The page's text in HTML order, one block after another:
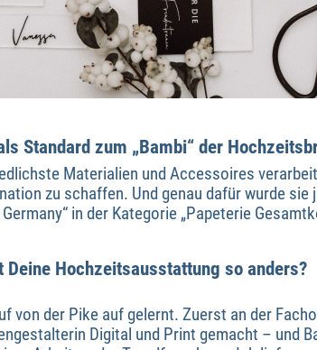
Standard zum „Bambi“ der
Materialien und Accessoires
zu schaffen. Und genau dafür wurde
in der Kategorie „Papeterie
Deine Hochzeitsausstattung so anders?
von der Pike auf gelernt. Zuerst an der
Digital und Print gemacht – und